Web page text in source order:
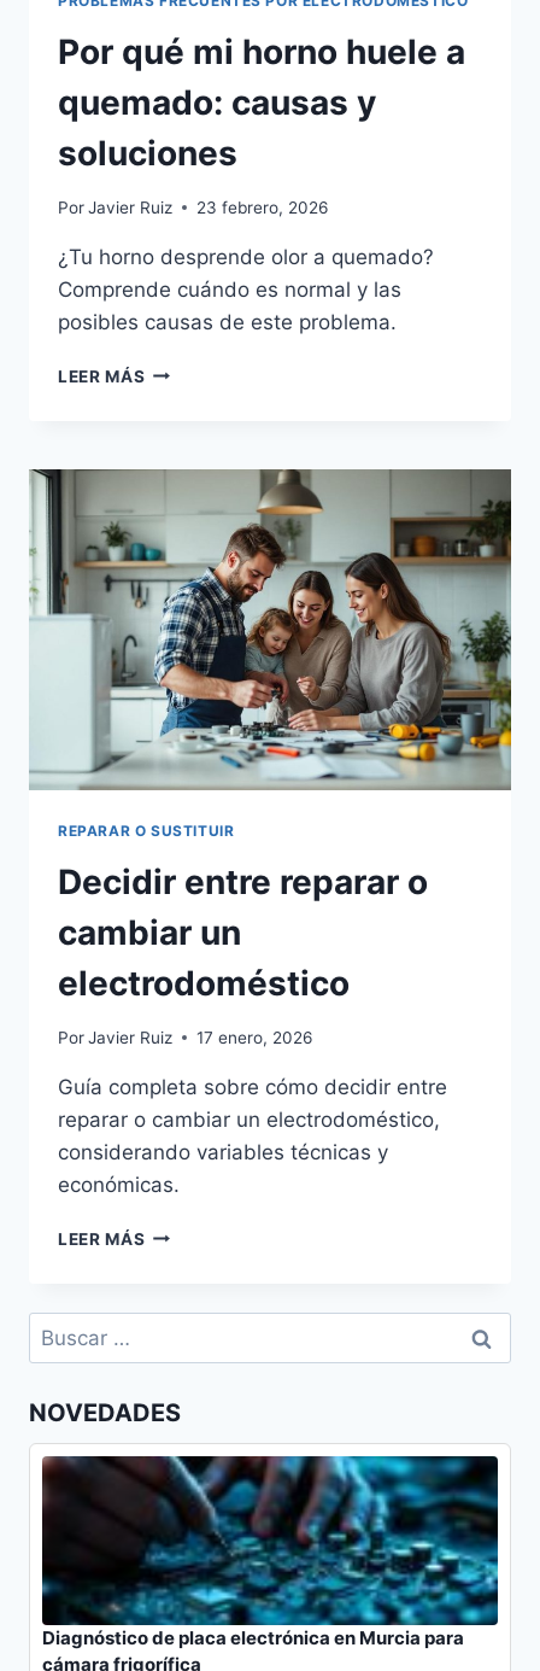
Por qué mi horno huele a
quemado: causas y
soluciones
PorJavier Ruiz 23 febrero, 2026
¿Tu horno desprende olor a quemado?
Comprende cuándo es normal y las
posibles causas de este problema.
LEER MÁS POR
HUELE
QUEMADO:
CAUSAS
Y
SOLUCIONES
REPARAR O SUSTITUIR
Decidir entre reparar o
cambiar un
electrodoméstico
PorJavier Ruiz 17 enero, 2026
Guía completa sobre cómo decidir entre
reparar o cambiar un electrodoméstico,
considerando variables técnicas y
económicas.
LEER MÁS DECIDIR
O
UN
Buscar:
NOVEDADES
Diagnóstico de placa electrónica en Murcia para
cámara frigorífica